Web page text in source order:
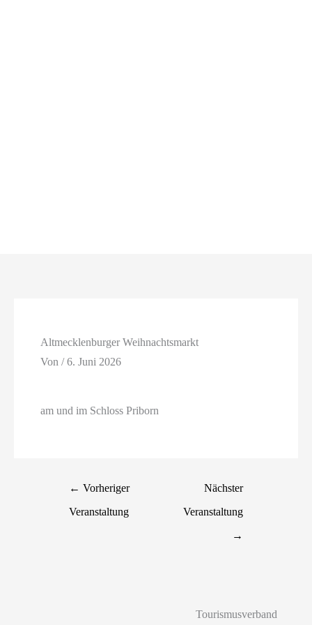
Altmecklenburger Weihnachtsmarkt
Von/6. Juni 2026
am und im Schloss Priborn
← Vorheriger
Veranstaltung
Nächster
Veranstaltung
→
Tourismusverband